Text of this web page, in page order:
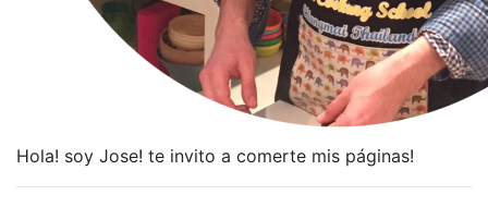
Hola! soy Jose! te invito a comerte mis páginas!